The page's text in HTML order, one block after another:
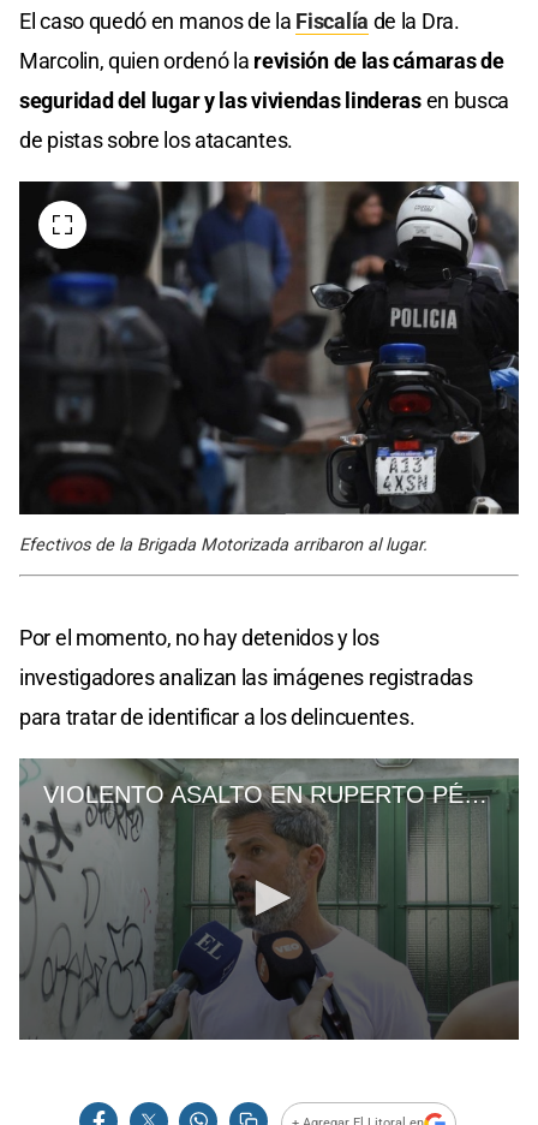
El caso quedó en manos de la Fiscalía de la Dra.
Marcolin, quien ordenó la revisión de las cámaras de
seguridad del lugar y las viviendas linderasen busca
de pistas sobre los atacantes.
Efectivos de la Brigada Motorizada arribaron al lugar.
Por el momento, no hay detenidos y los
investigadores analizan las imágenes registradas
para tratar de identificar a los delincuentes.